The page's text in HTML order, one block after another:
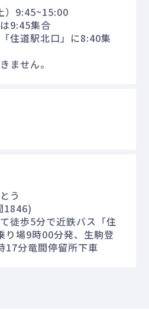
）9:45~15:00
9:45集合
住道駅北口」に8:40集
ません。
う
1846)
徒歩5分で近鉄バス「住
り場9時00分発、生駒登
17分竜間停留所下車